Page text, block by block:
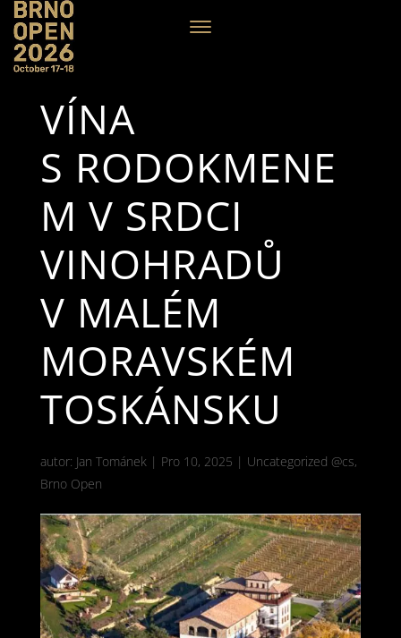
VÍNA
S RODOKMENE
M V SRDCI
VINOHRADŮ
V MALÉM
MORAVSKÉM
TOSKÁNSKU
autor: Jan Tománek| Pro 10, 2025 | Uncategorized @cs,
Brno Open